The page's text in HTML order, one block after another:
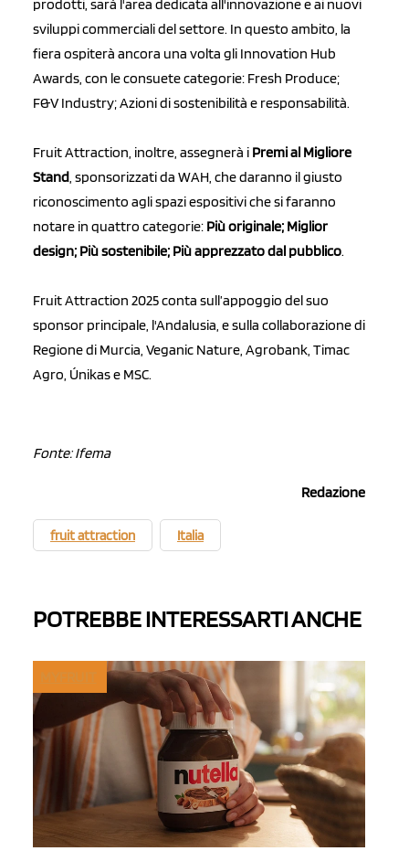
prodotti, sarà l'area dedicata all'innovazione e ai nuovi
sviluppi commerciali del settore. In questo ambito, la
fiera ospiterà ancora una volta gli Innovation Hub
Awards, con le consuete categorie: Fresh Produce;
F&V Industry; Azioni di sostenibilità e responsabilità.
Fruit Attraction, inoltre, assegnerà i Premi al Migliore
Stand, sponsorizzati da WAH, che daranno il giusto
riconoscimento agli spazi espositivi che si faranno
notare in quattro categorie: Più originale; Miglior
design; Più sostenibile; Più apprezzato dal pubblico.
Fruit Attraction 2025 conta sull’appoggio del suo
sponsor principale, l'Andalusia, e sulla collaborazione di
Regione di Murcia, Veganic Nature, Agrobank, Timac
Agro, Únikas e MSC.
Fonte: Ifema
Redazione
fruit attraction Italia
POTREBBE INTERESSARTI ANCHE